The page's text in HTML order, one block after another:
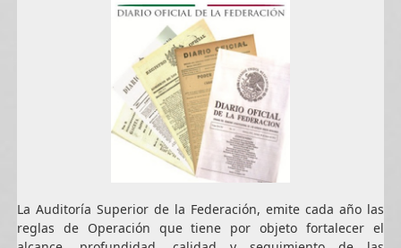
La Auditoría Superior de la Federación, emite cada año las
reglas de Operación que tiene por objeto fortalecer el